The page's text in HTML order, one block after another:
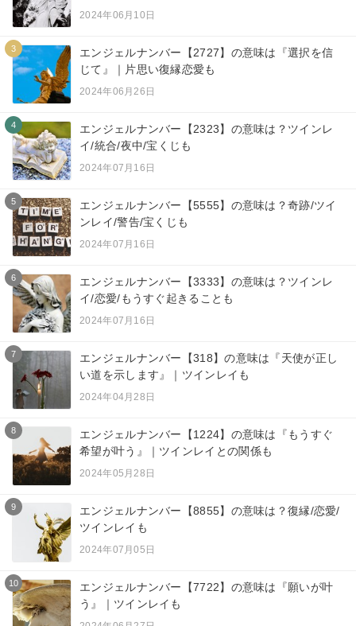
2024年06月10日
3
エンジェルナンバー【2727】の意味は『選択を信
じて』｜片思い復縁恋愛も
2024年06月26日
4
エンジェルナンバー【2323】の意味は？ツインレ
イ/統合/夜中/宝くじも
2024年07月16日
5
エンジェルナンバー【5555】の意味は？奇跡/ツイ
ンレイ/警告/宝くじも
2024年07月16日
6
エンジェルナンバー【3333】の意味は？ツインレ
イ/恋愛/もうすぐ起きることも
2024年07月16日
7
エンジェルナンバー【318】の意味は『天使が正し
い道を示します』｜ツインレイも
2024年04月28日
8
エンジェルナンバー【1224】の意味は『もうすぐ
希望が叶う』｜ツインレイとの関係も
2024年05月28日
9
エンジェルナンバー【8855】の意味は？復縁/恋愛/
ツインレイも
2024年07月05日
10
エンジェルナンバー【7722】の意味は『願いが叶
う』｜ツインレイも